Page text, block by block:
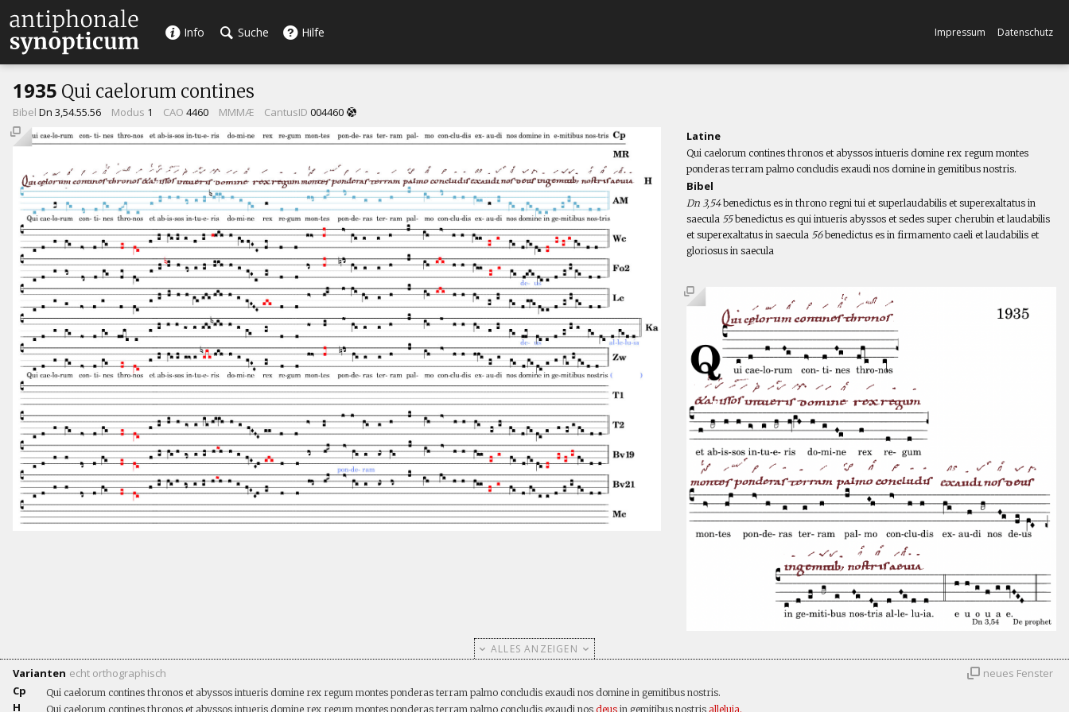
Info Suche Hilfe Impressum Datenschutz
1935 Qui caelorum contines
Bibel Dn 3,54.55.56 Modus 1 CAO 4460 MMMÆ CantusID 004460
Latine
Qui caelorum contines thronos et abyssos intueris domine rex regum montes
ponderas terram palmo concludis exaudi nos domine in gemitibus nostris.
Bibel
Dn 3,54benedictus es in throno regni tui et superlaudabilis et superexaltatus in
saecula 55benedictus es qui intueris abyssos et sedes super cherubin et laudabilis
et superexaltatus in saecula 56benedictus es in firmamento caeli et laudabilis et
gloriosus in saecula
ALLES ANZEIGEN
Varianten echt orthographisch
Cp
Qui caelorum contines thronos et abyssos intueris domine rex regum montes ponderas terram palmo concludis exaudi nos domine in gemitibus nostris.
H Qui caelorum contines thronos et abyssos intueris domine rex regum montes ponderas terram palmo concludis exaudi nos deus in gemitibus nostris alleluia.
neues Fenster